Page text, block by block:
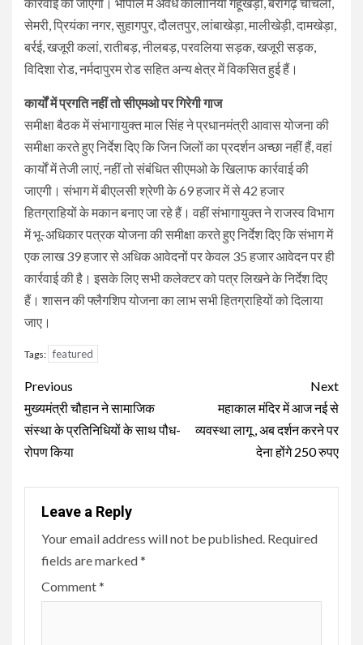
सेमरी, प्रियंका नगर, सुहागपुर, दौलतपुर, लांबाखेड़ा, मालीखेड़ी, दामखेड़ा,
बर्रई, खजूरी कलां, रातीबड़, नीलबड़, परवलिया सड़क, खजूरी सड़क,
विदिशा रोड, नर्मदापुरम रोड सहित अन्य क्षेत्र में विकसित हुई हैं।
कार्यों में प्रगति नहीं तो सीएमओ पर गिरेगी गाज
समीक्षा बैठक में संभागायुक्त माल सिंह ने प्रधानमंत्री आवास योजना की
समीक्षा करते हुए निर्देश दिए कि जिन जिलों का प्रदर्शन अच्छा नहीं हैं, वहां
कार्यों में तेजी लाएं, नहीं तो संबंधित सीएमओ के खिलाफ कार्रवाई की
जाएगी। संभाग में बीएलसी श्रेणी के 69 हजार में से 42 हजार
हितग्राहियों के मकान बनाए जा रहे हैं। वहीं संभागायुक्त ने राजस्व विभाग
में भू-अधिकार पत्रक योजना की समीक्षा करते हुए निर्देश दिए कि संभाग में
एक लाख 39 हजार से अधिक आवेदनों पर केवल 35 हजार आवेदन पर ही
कार्रवाई की है। इसके लिए सभी कलेक्टर को पत्र लिखने के निर्देश दिए
हैं। शासन की फ्लैगशिप योजना का लाभ सभी हितग्राहियों को दिलाया
जाए।
Tags: featured
Continue
Reading
Previous
मुख्यमंत्री चौहान ने सामाजिक
संस्था के प्रतिनिधियों के साथ पौध-
रोपण किया
Next
महाकाल मंदिर में आज नई से
व्यवस्था लागू , अब दर्शन करने पर
देना होंगे 250 रुपए
Leave a Reply
Your email address will not be published. Required
fields are marked*
Comment*